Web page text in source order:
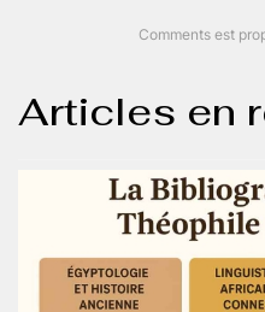
Comments est
Articles en